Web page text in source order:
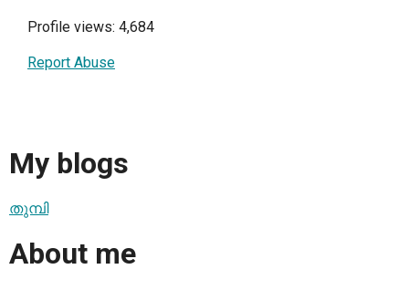
Profile views: 4,684
Report Abuse
My blogs
തുമ്പി
About me